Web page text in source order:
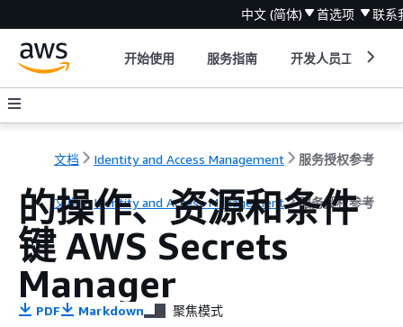
中文 (简体) 首选项 联系
开始使用 服务指南 开发人员工具
文档 Identity and Access Management 服务授权参考
文档 Identity and Access Management 服务授权参考
的操作、资源和条件
键 AWS Secrets
Manager
PDF Markdown 聚焦模式